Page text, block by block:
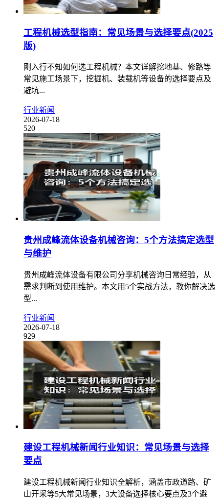
工程机械选型指南：常见场景与选择要点(2025
版)
刚入行不知如何选工程机械？本文详解挖地基、修路等
常见施工场景下，挖掘机、装载机等设备的选择要点及
避坑...
行业新闻
2026-07-18
520
贵州成峰流体设备机械咨询：5个方法搞定选型
与维护
贵州成峰流体设备有限公司分享机械咨询日常经验，从
需求判断到使用维护。本文用5个实战方法，教你解决选
型...
行业新闻
2026-07-18
929
建设工程机械新闻行业知识：常见场景与选择
要点
建设工程机械新闻行业知识全解析，涵盖市政道路、矿
山开采等5大常见场景，3大设备选择核心要点及3个避